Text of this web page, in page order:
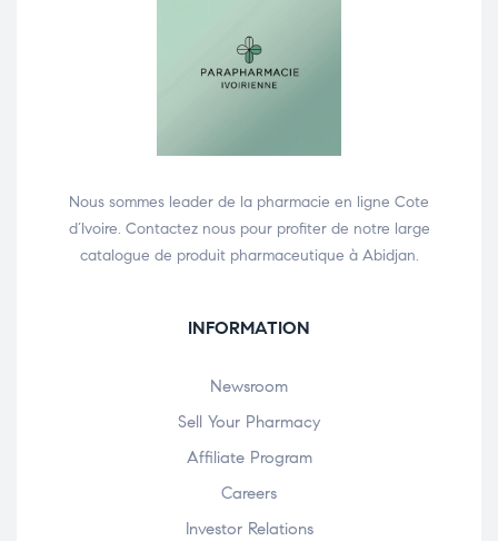
Nous sommes leader de la pharmacie en ligne Cote
d’Ivoire. Contactez nous pour profiter de notre large
catalogue de produit pharmaceutique à Abidjan.
INFORMATION
Newsroom
Sell Your Pharmacy
Affiliate Program
Careers
Investor Relations